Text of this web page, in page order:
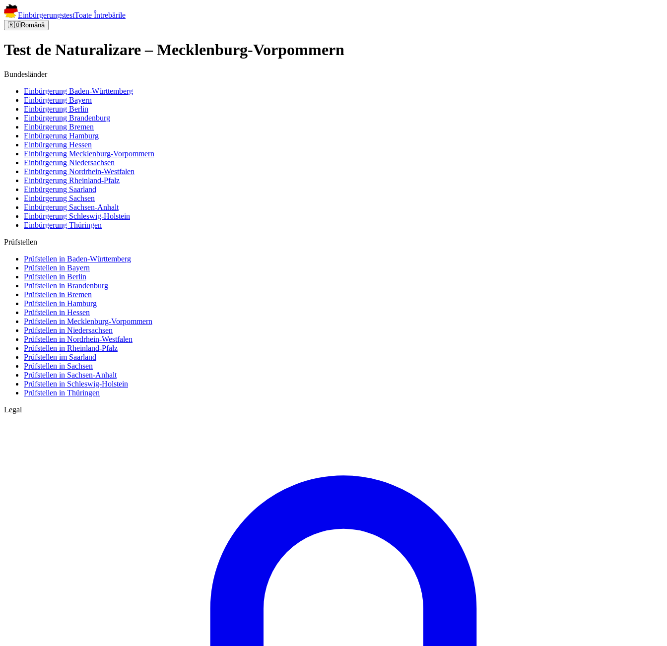
EinbürgerungstestToate Întrebările
🇷🇴Română
Test de Naturalizare – Mecklenburg-Vorpommern
Bundesländer
Einbürgerung Baden-Württemberg
Einbürgerung Bayern
Einbürgerung Berlin
Einbürgerung Brandenburg
Einbürgerung Bremen
Einbürgerung Hamburg
Einbürgerung Hessen
Einbürgerung Mecklenburg-Vorpommern
Einbürgerung Niedersachsen
Einbürgerung Nordrhein-Westfalen
Einbürgerung Rheinland-Pfalz
Einbürgerung Saarland
Einbürgerung Sachsen
Einbürgerung Sachsen-Anhalt
Einbürgerung Schleswig-Holstein
Einbürgerung Thüringen
Prüfstellen
Prüfstellen in Baden-Württemberg
Prüfstellen in Bayern
Prüfstellen in Berlin
Prüfstellen in Brandenburg
Prüfstellen in Bremen
Prüfstellen in Hamburg
Prüfstellen in Hessen
Prüfstellen in Mecklenburg-Vorpommern
Prüfstellen in Niedersachsen
Prüfstellen in Nordrhein-Westfalen
Prüfstellen in Rheinland-Pfalz
Prüfstellen im Saarland
Prüfstellen in Sachsen
Prüfstellen in Sachsen-Anhalt
Prüfstellen in Schleswig-Holstein
Prüfstellen in Thüringen
Legal